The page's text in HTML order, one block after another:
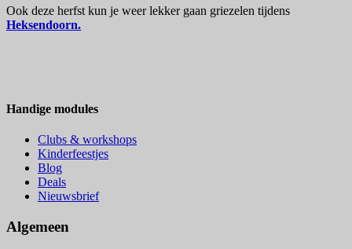
Ook deze herfst kun je weer lekker gaan griezelen tijdens
Heksendoorn.
Handige modules
Clubs & workshops
Kinderfeestjes
Blog
Deals
Nieuwsbrief
Algemeen